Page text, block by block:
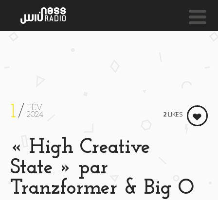
1
FÉV
2024
« High Creative
State » par
Tranzformer & Big O
2 LIKES